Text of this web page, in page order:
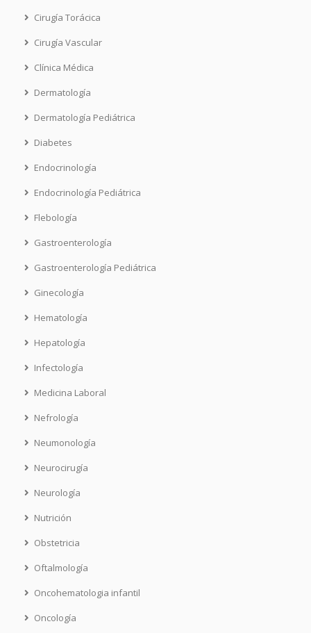
Cirugía Torácica
Cirugía Vascular
Clínica Médica
Dermatología
Dermatología Pediátrica
Diabetes
Endocrinología
Endocrinología Pediátrica
Flebología
Gastroenterología
Gastroenterología Pediátrica
Ginecología
Hematología
Hepatología
Infectología
Medicina Laboral
Nefrología
Neumonología
Neurocirugía
Neurología
Nutrición
Obstetricia
Oftalmología
Oncohematologia infantil
Oncología